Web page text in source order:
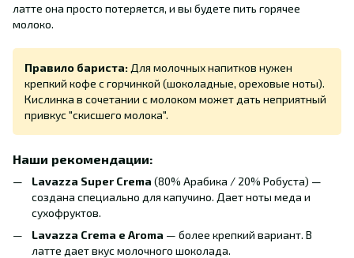
латте она просто потеряется, и вы будете пить горячее
молоко.
Правило бариста: Для молочных напитков нужен
крепкий кофе с горчинкой (шоколадные, ореховые ноты).
Кислинка в сочетании с молоком может дать неприятный
привкус "скисшего молока".
Наши рекомендации:
Lavazza Super Crema (80% Арабика / 20% Робуста) —
создана специально для капучино. Дает ноты меда и
сухофруктов.
Lavazza Crema e Aroma — более крепкий вариант. В
латте дает вкус молочного шоколада.